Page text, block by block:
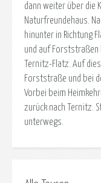
dann weiter über die
Naturfreundehaus.
hinunter in Richtung
und auf Forststraßen
Ternitz-Flatz. Auf
Forststraße und bei
Vorbei beim
zurück nach Ternitz.
unterwegs.